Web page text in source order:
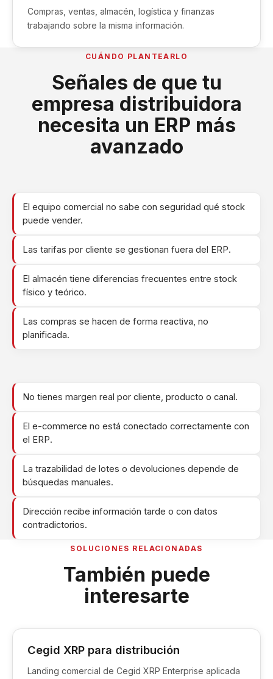
Compras, ventas, almacén, logística y finanzas
trabajando sobre la misma información.
CUÁNDO PLANTEARLO
Señales de que tu
empresa distribuidora
necesita un ERP más
avanzado
El equipo comercial no sabe con seguridad qué stock
puede vender.
Las tarifas por cliente se gestionan fuera del ERP.
El almacén tiene diferencias frecuentes entre stock
físico y teórico.
Las compras se hacen de forma reactiva, no
planificada.
No tienes margen real por cliente, producto o canal.
El e-commerce no está conectado correctamente con
el ERP.
La trazabilidad de lotes o devoluciones depende de
búsquedas manuales.
Dirección recibe información tarde o con datos
contradictorios.
SOLUCIONES RELACIONADAS
También puede
interesarte
Cegid XRP para distribución
Landing comercial de Cegid XRP Enterprise aplicada